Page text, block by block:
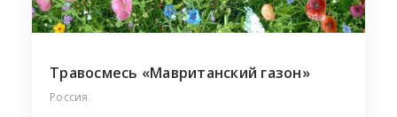
Травосмесь «Мавританский газон»
Россия